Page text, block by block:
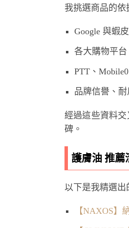
我挑選商品的依
Google 與蝦
各大購物平
PTT、
品牌信譽、
經過這些資料
碑。
護膚油 推薦
以下是我精選出
【NAXOS